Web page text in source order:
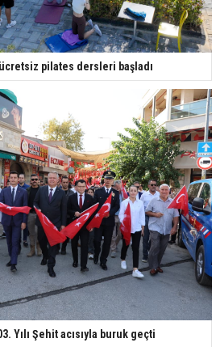
pilates dersleri başladı
Yılı Şehit acısıyla buruk geçti